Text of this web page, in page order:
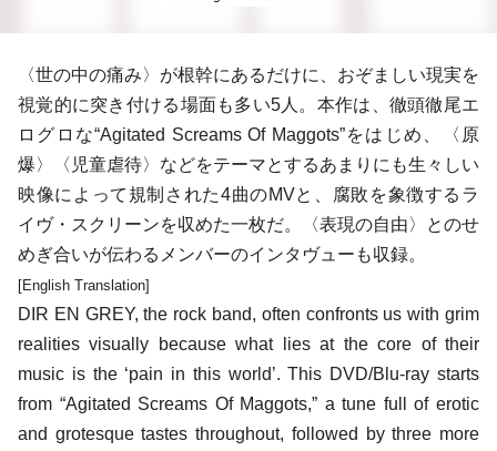
〈世の中の痛み〉が根幹にあるだけに、おぞましい現実を
視覚的に突き付ける場面も多い5人。本作は、徹頭徹尾エ
ログロな“Agitated Screams Of Maggots”をはじめ、〈原
爆〉〈児童虐待〉などをテーマとするあまりにも生々しい
映像によって規制された4曲のMVと、腐敗を象徴するラ
イヴ・スクリーンを収めた一枚だ。〈表現の自由〉とのせ
めぎ合いが伝わるメンバーのインタヴューも収録。
[English Translation]
DIR EN GREY, the rock band, often confronts us with grim
realities visually because what lies at the core of their
music is the ‘pain in this world’. This DVD/Blu-ray starts
from “Agitated Screams Of Maggots,” a tune full of erotic
and grotesque tastes throughout, followed by three more